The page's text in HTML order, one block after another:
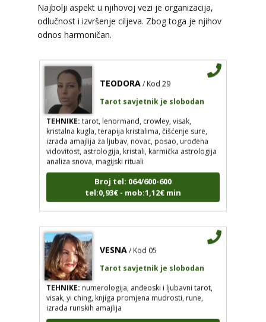
Najbolji aspekt u njihovoj vezi je organizacija,
odlučnost i izvršenje ciljeva. Zbog toga je njihov
odnos harmoničan.
Broj tel: 064/600-600
tel:0,93€ - mob:1,12€ min
TEHNIKE:tarot, lenormand, crowley, visak,
kristalna kugla, terapija kristalima, čišćenje sure,
izrada amajlija za ljubav, novac, posao, urođena
vidovitost, astrologija, kristali, karmička astrologija
analiza snova, magijski rituali
Broj tel: 064/600-600
tel:0,93€ - mob:1,12€ min
TEHNIKE:numerologija, anđeoski i ljubavni tarot,
visak, yi ching, knjiga promjena mudrosti, rune,
izrada runskih amajlija